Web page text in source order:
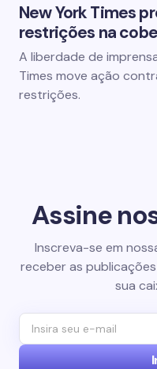
New York Times
restrições na
A liberdade de
Times move ação
restrições.
Assine
Inscreva-se em
receber as
sua